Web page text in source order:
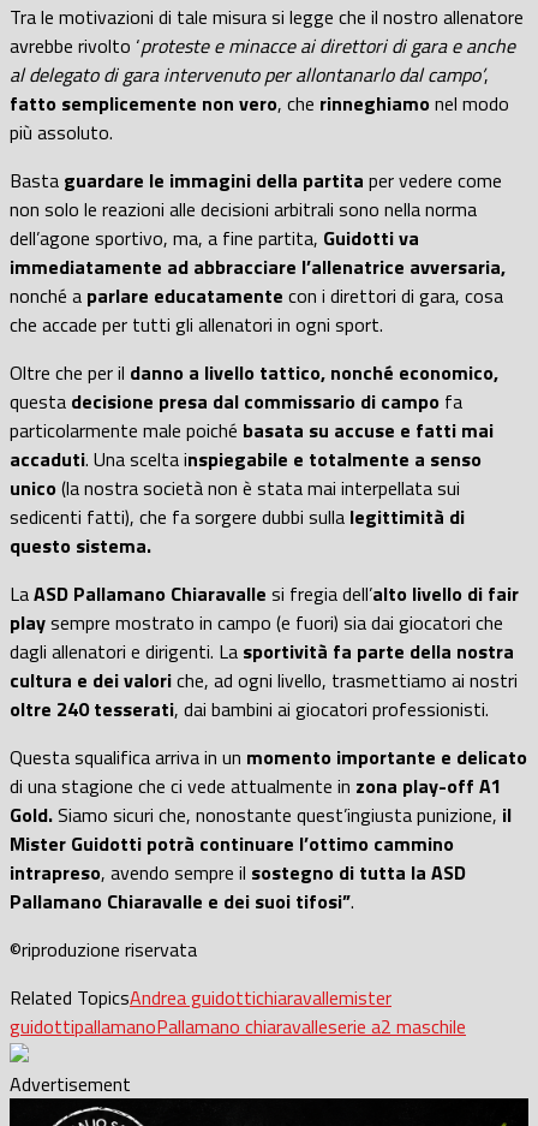
Tra le motivazioni di tale misura si legge che il nostro allenatore
avrebbe rivolto ‘proteste e minacce ai direttori di gara e anche
al delegato di gara intervenuto per allontanarlo dal campo’,
fatto semplicemente non vero, che rinneghiamonel modo
più assoluto.
Basta guardare le immagini della partita per vedere come
non solo le reazioni alle decisioni arbitrali sono nella norma
dell’agone sportivo, ma, a fine partita, Guidotti va
immediatamente ad abbracciare l’allenatrice avversaria,
nonché a parlare educatamente con i direttori di gara, cosa
che accade per tutti gli allenatori in ogni sport.
Oltre che per il danno a livello tattico, nonché economico,
questa decisione presa dal commissario di campo fa
particolarmente male poiché basata su accuse e fatti mai
accaduti. Una scelta inspiegabile e totalmente a senso
unico(la nostra società non è stata mai interpellata sui
sedicenti fatti), che fa sorgere dubbi sulla legittimità di
questo sistema.
LaASD Pallamano Chiaravalle si fregia dell’alto livello di fair
playsempre mostrato in campo (e fuori) sia dai giocatori che
dagli allenatori e dirigenti. La sportività fa parte della nostra
cultura e dei valoriche, ad ogni livello, trasmettiamo ai nostri
oltre 240 tesserati, dai bambini ai giocatori professionisti.
Questa squalifica arriva in un momento importante e delicato
di una stagione che ci vede attualmente in zona play-off A1
Gold.Siamo sicuri che, nonostante quest’ingiusta punizione, il
Mister Guidotti potrà continuare l’ottimo cammino
intrapreso, avendo sempre il sostegno di tutta la ASD
Pallamano Chiaravalle e dei suoi tifosi”.
©riproduzione riservata
Related TopicsAndrea guidottichiaravallemister
guidottipallamanoPallamano chiaravalleserie a2 maschile
Advertisement